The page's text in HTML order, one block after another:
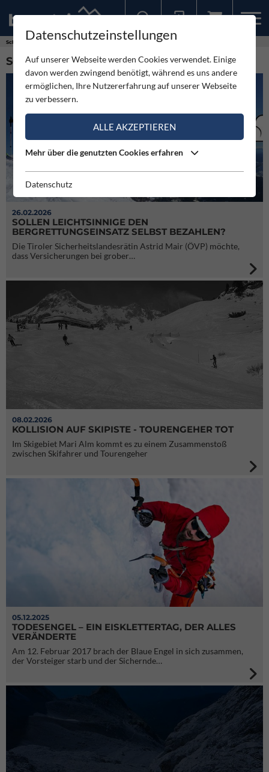
Schlagworte
SCHLAGWORT: ALPINE SICHERHEIT (57)
26.02.2026
SOLLEN LEICHTSINNIGE DEN
BERGRETTUNGSEINSATZ SELBST BEZAHLEN?
Die Tiroler Sicherheitslandesrätin Astrid Mair (ÖVP) möchte,
dass Versicherungen bei grober…
08.02.2026
KOLLISION AUF SKIPISTE - TOURENGEHER TOT
Im Skigebiet Mari Alm kommt es zu einem Zusammenstoß
zwischen Skifahrer und Tourengeher
05.12.2025
TODESENGEL – EIN EISKLETTERTAG, DER ALLES
VERÄNDERTE
Am 12. Februar 2017 brach der Blaue Engel in sich zusammen,
der Vorsteiger starb und der Sichernde…
Datenschutzeinstellungen
Auf unserer Webseite werden Cookies verwendet. Einige
davon werden zwingend benötigt, während es uns andere
ermöglichen, Ihre Nutzererfahrung auf unserer Webseite
zu verbessern.
ALLE AKZEPTIEREN
Mehr über die genutzten Cookies erfahren
Datenschutz